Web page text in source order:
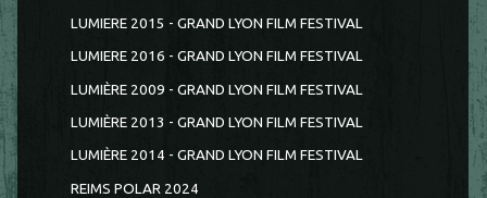
LUMIERE 2015 - GRAND LYON FILM FESTIVAL
LUMIERE 2016 - GRAND LYON FILM FESTIVAL
LUMIÈRE 2009 - GRAND LYON FILM FESTIVAL
LUMIÈRE 2013 - GRAND LYON FILM FESTIVAL
LUMIÈRE 2014 - GRAND LYON FILM FESTIVAL
REIMS POLAR 2024